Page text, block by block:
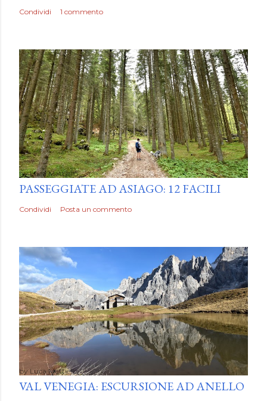
Condividi 1 commento
byLuca Mattiello
PASSEGGIATE AD ASIAGO: 12 FACILI
Condividi Posta un commento
by Luca Mattiello
VAL VENEGIA: ESCURSIONE AD ANELLO